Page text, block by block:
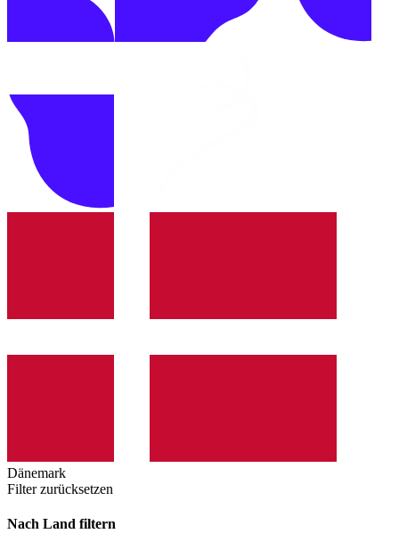
Dänemark
Filter zurücksetzen
Nach Land filtern